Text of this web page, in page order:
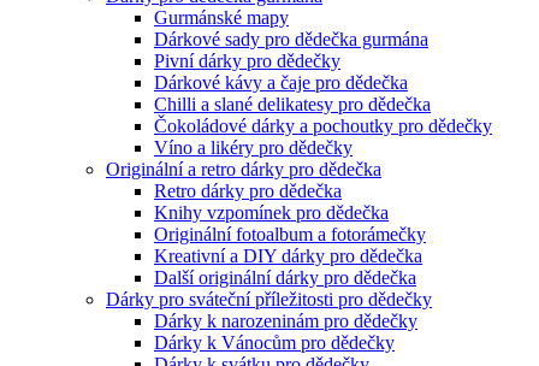
Gurmánské mapy
Dárkové sady pro dědečka gurmána
Pivní dárky pro dědečky
Dárkové kávy a čaje pro dědečka
Chilli a slané delikatesy pro dědečka
Čokoládové dárky a pochoutky pro dědečky
Víno a likéry pro dědečky
Originální a retro dárky pro dědečka
Retro dárky pro dědečka
Knihy vzpomínek pro dědečka
Originální fotoalbum a fotorámečky
Kreativní a DIY dárky pro dědečka
Další originální dárky pro dědečka
Dárky pro sváteční příležitosti pro dědečky
Dárky k narozeninám pro dědečky
Dárky k Vánocům pro dědečky